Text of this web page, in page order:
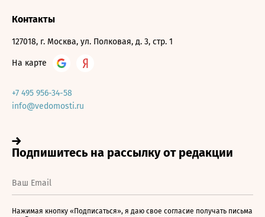
Контакты
127018, г. Москва, ул. Полковая, д. 3, стр. 1
На карте
+7 495 956-34-58
info@vedomosti.ru
Нажимая кнопку «Подписаться», я даю свое согласие получать письма